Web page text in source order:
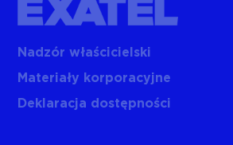
Nadzór właścicielski
Materiały korporacyjne
Deklaracja dostępności